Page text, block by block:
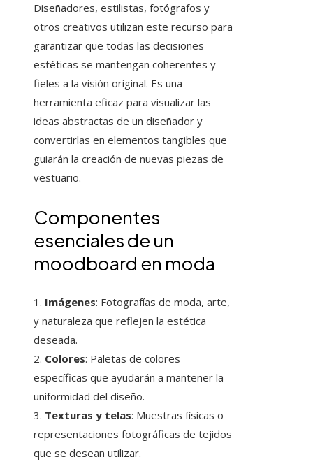
Diseñadores, estilistas, fotógrafos y
otros creativos utilizan este recurso para
garantizar que todas las decisiones
estéticas se mantengan coherentes y
fieles a la visión original. Es una
herramienta eficaz para visualizar las
ideas abstractas de un diseñador y
convertirlas en elementos tangibles que
guiarán la creación de nuevas piezas de
vestuario.
Componentes
esenciales de un
moodboard en moda
1. Imágenes: Fotografías de moda, arte,
y naturaleza que reflejen la estética
deseada.
2. Colores: Paletas de colores
específicas que ayudarán a mantener la
uniformidad del diseño.
3. Texturas y telas: Muestras físicas o
representaciones fotográficas de tejidos
que se desean utilizar.